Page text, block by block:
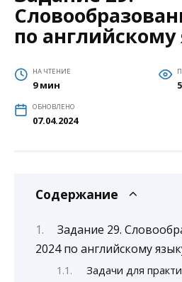
по
НА ЧТЕНИЕ
9 мин
ОБНОВЛЕНО
07.04.2024
Содержание
Задание 29.
2024 по английскому
Задачи для